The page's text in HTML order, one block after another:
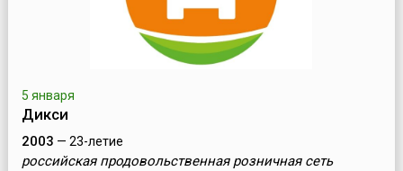
5 января
Дикси
2003 — 23-летие
российская продовольственная розничная сеть